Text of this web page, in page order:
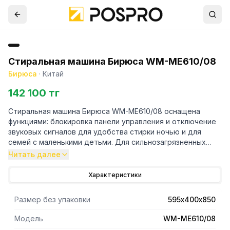
Стиральная машина Бирюса WM-ME610/08
Бирюса · Китай
142 100 тг
Стиральная машина Бирюса WM-ME610/08 оснащена
функциями: блокировка панели управления и отключение
звуковых сигналов для удобства стирки ночью и для
семей с маленькими детьми. Для сильнозагрязненных
вещей предусмотрена предварительная стирка. Функция
стирки с задержкой до 24 часов по заранее выбранной
позволяет, не используя дополнительные химические
средства, удалить различные частицы, оседающие на
внутренних поверхностях. Стиральная машина Бирюса
Читать далее
Характеристики
Размер без упаковки 595х400х850
Модель WM-ME610/08